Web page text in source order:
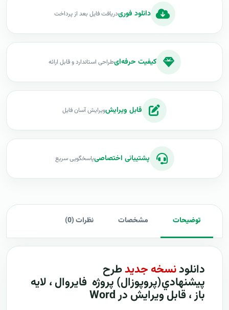
دانلود فوریدریافت فایل بعد از پرداخت
کیفیت حرفه‌ایطراحی استاندارد و قابل ارائه
قابل ویرایشویرایش آسان فایل
پشتیبانی اختصاصیپاسخگویی سریع
توضیحات مشخصات نظرات (0)
دانلودنسخه جدیدطرح
پيشنهادي(پروپوزال) پروژه فایروال ، لایه
باز ، قابل ویرایش در Word